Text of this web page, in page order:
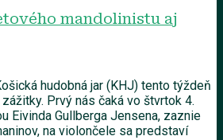
mandolinistu aj
hudobná jar (KHJ) tento týždeň
Prvý nás čaká vo štvrtok 4.
Eivinda Gullberga Jensena, zaznie
na violončele sa predstaví